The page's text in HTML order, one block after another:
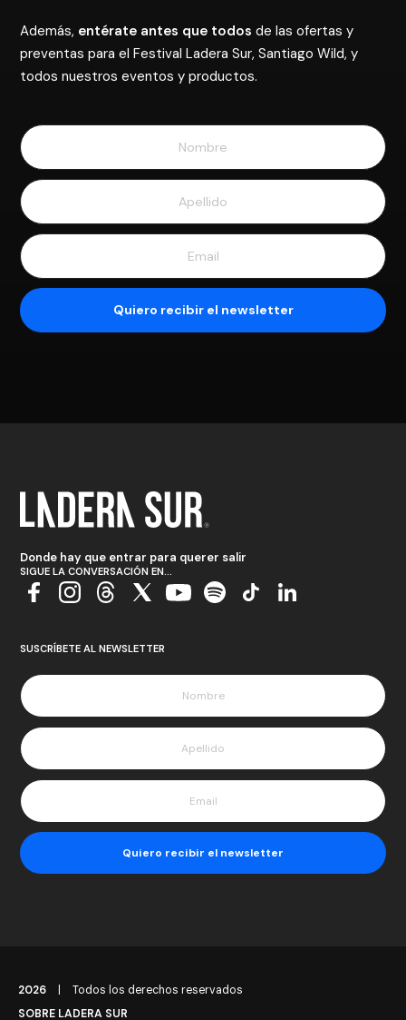
Además, entérate antes que todos de las ofertas y
preventas para el Festival Ladera Sur, Santiago Wild, y
todos nuestros eventos y productos.
Donde hay que entrar para querer salir
SIGUE LA CONVERSACIÓN EN...
SUSCRÍBETE AL NEWSLETTER
2026
Todos los derechos reservados
SOBRE LADERA SUR